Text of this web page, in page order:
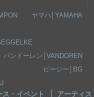
ヤマハ│YAMAHA
バンドーレン│VANDOREN
ビージー│BG
ス・イベント
アーティ